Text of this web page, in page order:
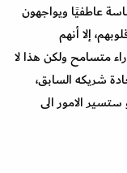
عاطفيًا ويواجهون
إلا أنهم
متسامح ولكن هذا لا
شريكه السابق،
الامور الى